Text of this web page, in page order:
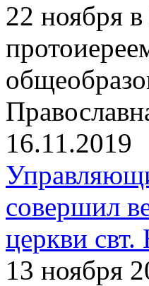
22 ноября
16.11.2019
совершил
церкви
13 ноября